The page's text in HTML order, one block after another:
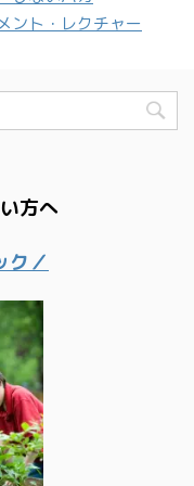
ント・レクチャー
方へ
ク／